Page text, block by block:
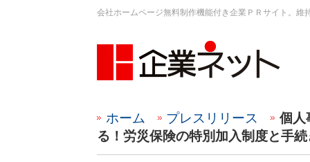
会社ホームページ無料制作機能付き企業ＰＲサイト。
ホーム プレスリリース
個人
る！労災保険の特別加入制度と手